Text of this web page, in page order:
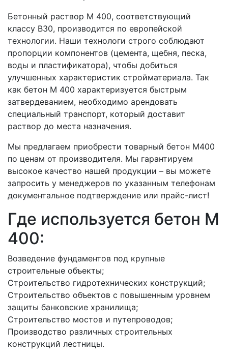
Бетонный раствор М 400, соответствующий
классу В30, производится по европейской
технологии. Наши технологи строго соблюдают
пропорции компонентов (цемента, щебня, песка,
воды и пластификатора), чтобы добиться
улучшенных характеристик стройматериала. Так
как бетон М 400 характеризуется быстрым
затвердеванием, необходимо арендовать
специальный транспорт, который доставит
раствор до места назначения.
Мы предлагаем приобрести товарный бетон M400
по ценам от производителя. Мы гарантируем
высокое качество нашей продукции – вы можете
запросить у менеджеров по указанным телефонам
документальное подтверждение или прайс-лист!
Где используется бетон M
400:
Возведение фундаментов под крупные
строительные объекты;
Строительство гидротехнических конструкций;
Строительство объектов с повышенным уровнем
защиты банковские хранилища;
Строительство мостов и путепроводов;
Производство различных строительных
конструкций лестницы.